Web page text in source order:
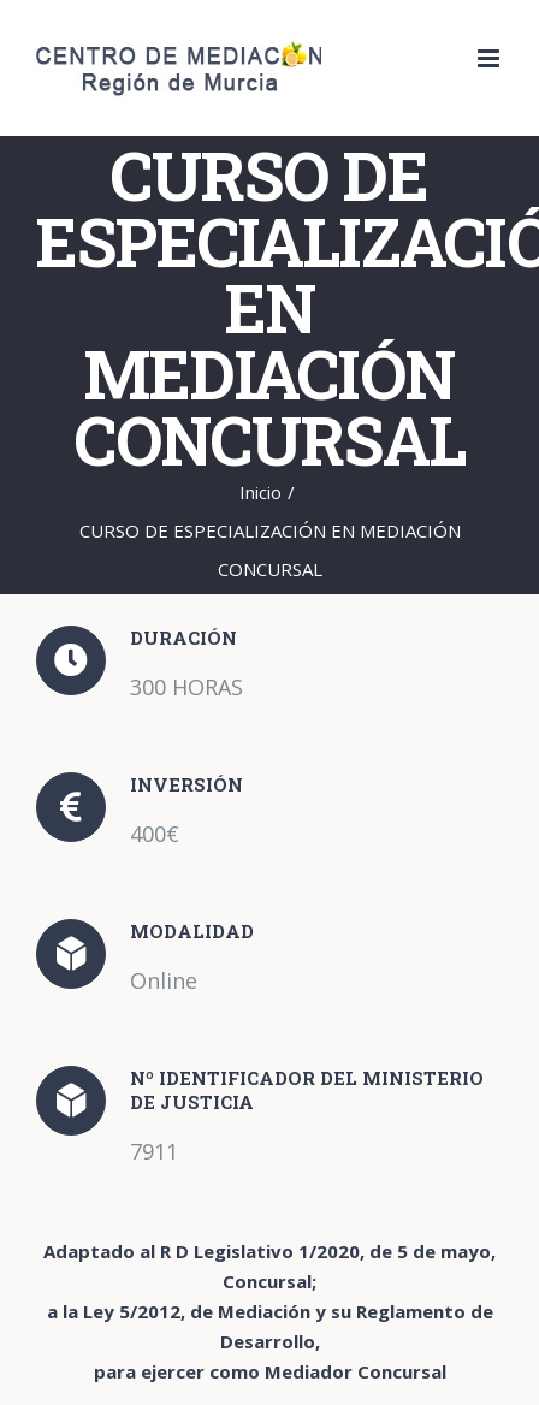
contenido
CURSO DE
EN
MEDIACIÓN
CONCURSAL
Inicio /
CURSO DE ESPECIALIZACIÓN EN MEDIACIÓN
CONCURSAL
DURACIÓN
300 HORAS
INVERSIÓN
400€
MODALIDAD
Online
Nº IDENTIFICADOR DEL MINISTERIO
DE JUSTICIA
7911
Adaptado al R D Legislativo 1/2020, de 5 de mayo,
Concursal;
a la Ley 5/2012, de Mediación y su Reglamento de
Desarrollo,
para ejercer como Mediador Concursal